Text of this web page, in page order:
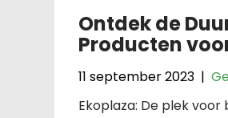
Ontdek de
Producten
11 september 2023 |
Ekoplaza: De plek